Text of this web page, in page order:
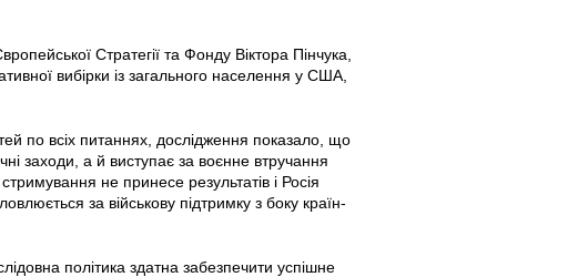
Стратегії та Фонду Віктора Пінчука,
вибірки із загального населення у США,
по всіх питаннях, дослідження показало, що
заходи, а й виступає за воєнне втручання
не принесе результатів і Росія
за військову підтримку з боку країн-
політика здатна забезпечити успішне